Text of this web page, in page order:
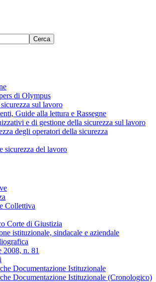
Cerca
di Olympus
sul lavoro
Guide alla lettura e Rassegne
e di gestione della sicurezza sul lavoro
degli operatori della sicurezza
sicurezza del lavoro
Collettiva
Corte di Giustizia
istituzionale, sindacale e aziendale
2008, n. 81
Documentazione Istituzionale
Documentazione Istituzionale (Cronologico)